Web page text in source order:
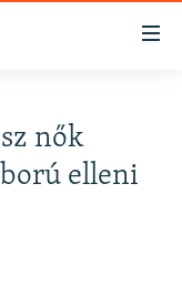
nők
elleni